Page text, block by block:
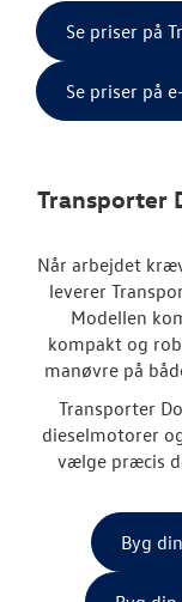
Se priser på
Se priser på
Transporter
Når arbejdet
leverer
Modellen
kompakt og
manøvre på
Transporter
dieselmotorer
vælge præcis
Byg